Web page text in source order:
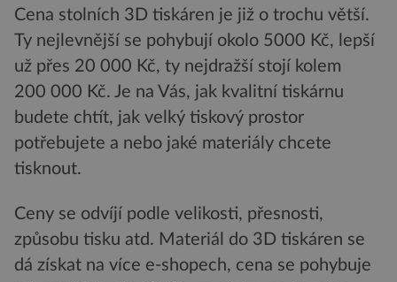
Cena stolních 3D tiskáren je již o trochu větší.
Ty nejlevnější se pohybují okolo 5000 Kč, lepší
už přes 20 000 Kč, ty nejdražší stojí kolem
200 000 Kč. Je na Vás, jak kvalitní tiskárnu
budete chtít, jak velký tiskový prostor
potřebujete a nebo jaké materiály chcete
tisknout.
Ceny se odvíjí podle velikosti, přesnosti,
způsobu tisku atd. Materiál do 3D tiskáren se
dá získat na více e-shopech, cena se pohybuje